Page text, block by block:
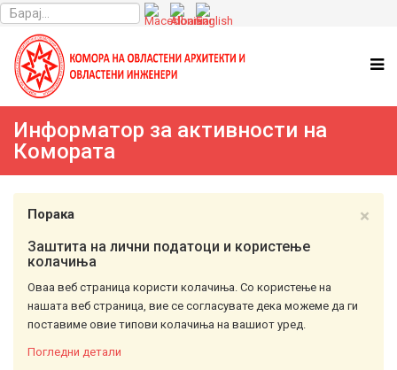
Информатор за активности на
Комората
×
Порака
Заштита на лични податоци и користење
колачиња
Оваа веб страница користи колачиња. Со користење на
нашата веб страница, вие се согласувате дека можеме да ги
поставиме овие типови колачиња на вашиот уред.
Погледни детали